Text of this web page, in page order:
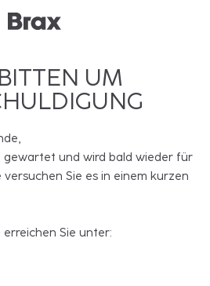
UM
gewartet und wird bald wieder für
Sie es in einem kurzen
Sie unter: